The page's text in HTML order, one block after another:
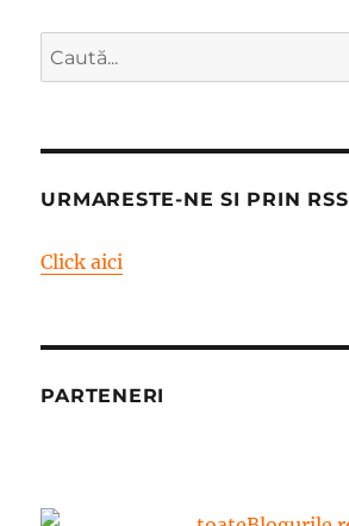
Caută
după:
URMARESTE-NE SI PRIN RSS
Click aici
PARTENERI